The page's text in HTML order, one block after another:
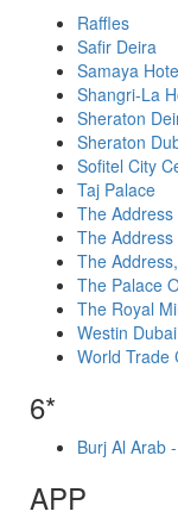
Raffles
Safir Deira
Samaya
Shangri-La
Sheraton
Sheraton
Sofitel City
Taj Palace
The
The Address
The
The Palace
The Royal
Westin
World Trade
6*
Burj Al Arab
APP